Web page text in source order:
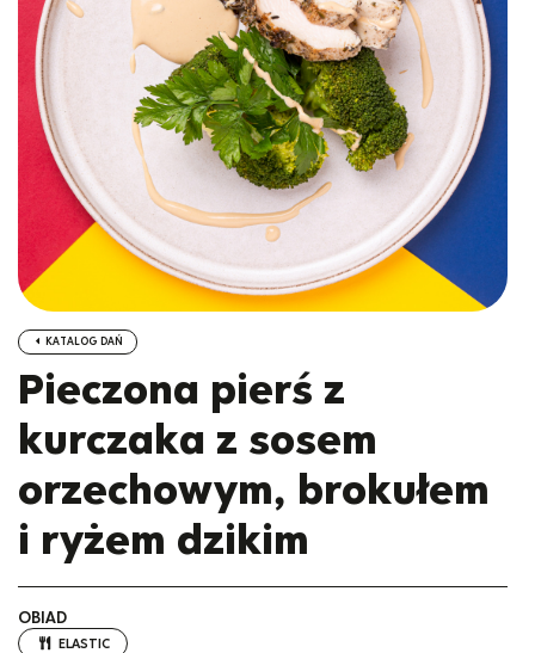
KATALOG DAŃ
Pieczona pierś z
kurczaka z sosem
orzechowym, brokułem
i ryżem dzikim
OBIAD
ELASTIC